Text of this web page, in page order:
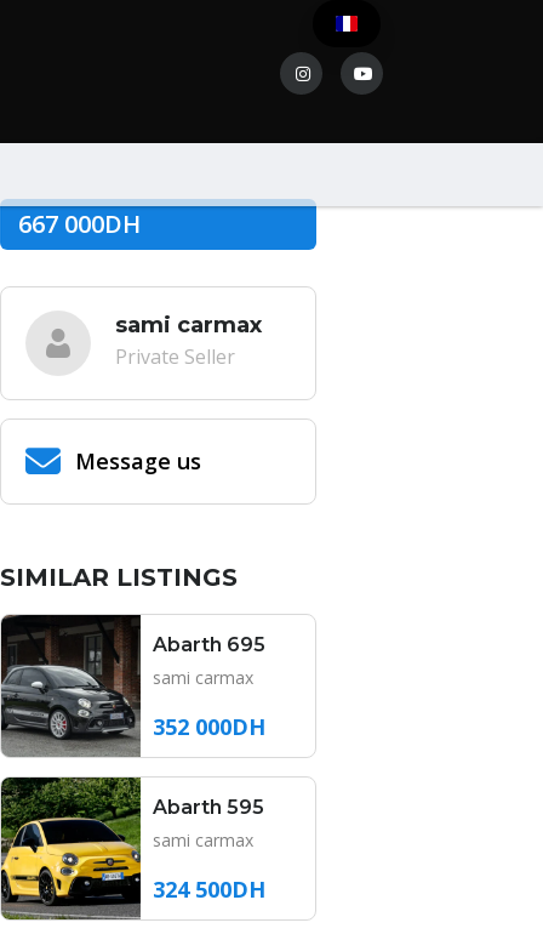
667 000DH
sami carmax
Private Seller
Message us
SIMILAR LISTINGS
Abarth 695
sami carmax
352 000DH
Abarth 595
sami carmax
324 500DH